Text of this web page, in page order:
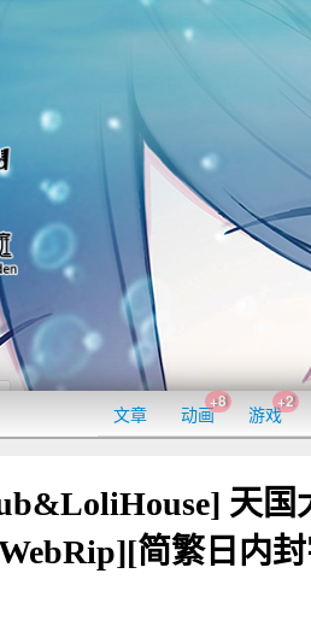
文章 动画
+8
游戏
+2
天国
简繁日内